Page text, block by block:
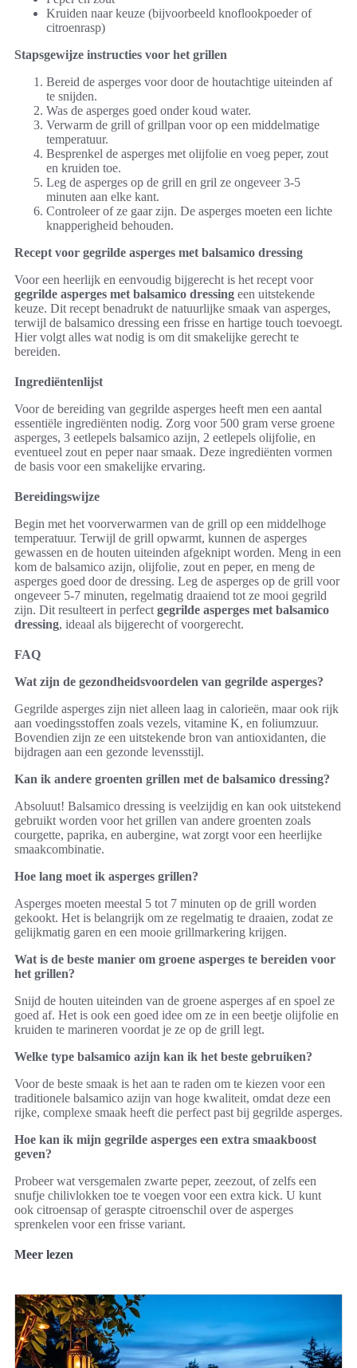
Kruiden naar keuze (bijvoorbeeld knoflookpoeder of
citroenrasp)
Stapsgewijze instructies voor het grillen
Bereid de asperges voor door de houtachtige uiteinden af
te snijden.
Was de asperges goed onder koud water.
Verwarm de grill of grillpan voor op een middelmatige
temperatuur.
Besprenkel de asperges met olijfolie en voeg peper, zout
en kruiden toe.
Leg de asperges op de grill en gril ze ongeveer 3-5
minuten aan elke kant.
Controleer of ze gaar zijn. De asperges moeten een lichte
knapperigheid behouden.
Recept voor gegrilde asperges met balsamico dressing
Voor een heerlijk en eenvoudig bijgerecht is het recept voor
gegrilde asperges met balsamico dressing een uitstekende
keuze. Dit recept benadrukt de natuurlijke smaak van asperges,
terwijl de balsamico dressing een frisse en hartige touch toevoegt.
Hier volgt alles wat nodig is om dit smakelijke gerecht te
bereiden.
Ingrediëntenlijst
Voor de bereiding van gegrilde asperges heeft men een aantal
essentiële ingrediënten nodig. Zorg voor 500 gram verse groene
asperges, 3 eetlepels balsamico azijn, 2 eetlepels olijfolie, en
eventueel zout en peper naar smaak. Deze ingrediënten vormen
de basis voor een smakelijke ervaring.
Bereidingswijze
Begin met het voorverwarmen van de grill op een middelhoge
temperatuur. Terwijl de grill opwarmt, kunnen de asperges
gewassen en de houten uiteinden afgeknipt worden. Meng in een
kom de balsamico azijn, olijfolie, zout en peper, en meng de
asperges goed door de dressing. Leg de asperges op de grill voor
ongeveer 5-7 minuten, regelmatig draaiend tot ze mooi gegrild
zijn. Dit resulteert in perfect gegrilde asperges met balsamico
dressing, ideaal als bijgerecht of voorgerecht.
FAQ
Wat zijn de gezondheidsvoordelen van gegrilde asperges?
Gegrilde asperges zijn niet alleen laag in calorieën, maar ook rijk
aan voedingsstoffen zoals vezels, vitamine K, en foliumzuur.
Bovendien zijn ze een uitstekende bron van antioxidanten, die
bijdragen aan een gezonde levensstijl.
Kan ik andere groenten grillen met de balsamico dressing?
Absoluut! Balsamico dressing is veelzijdig en kan ook uitstekend
gebruikt worden voor het grillen van andere groenten zoals
courgette, paprika, en aubergine, wat zorgt voor een heerlijke
smaakcombinatie.
Hoe lang moet ik asperges grillen?
Asperges moeten meestal 5 tot 7 minuten op de grill worden
gekookt. Het is belangrijk om ze regelmatig te draaien, zodat ze
gelijkmatig garen en een mooie grillmarkering krijgen.
Wat is de beste manier om groene asperges te bereiden voor
het grillen?
Snijd de houten uiteinden van de groene asperges af en spoel ze
goed af. Het is ook een goed idee om ze in een beetje olijfolie en
kruiden te marineren voordat je ze op de grill legt.
Welke type balsamico azijn kan ik het beste gebruiken?
Voor de beste smaak is het aan te raden om te kiezen voor een
traditionele balsamico azijn van hoge kwaliteit, omdat deze een
rijke, complexe smaak heeft die perfect past bij gegrilde asperges.
Hoe kan ik mijn gegrilde asperges een extra smaakboost
geven?
Probeer wat versgemalen zwarte peper, zeezout, of zelfs een
snufje chilivlokken toe te voegen voor een extra kick. U kunt
ook citroensap of geraspte citroenschil over de asperges
sprenkelen voor een frisse variant.
Meer lezen